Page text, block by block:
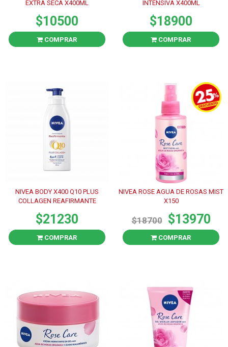
EXTRA SECA X400ML
$10500
COMPRAR
INTENSIVA X400ML
$18900
COMPRAR
NIVEA BODY X400 Q10 PLUS
COLLAGEN REAFIRMANTE
$21230
COMPRAR
NIVEA ROSE AGUA DE ROSAS MIST
X150
$18700 $13970
COMPRAR